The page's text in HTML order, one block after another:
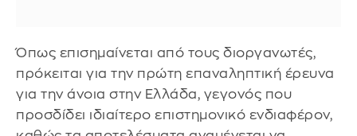
Όπως επισημαίνεται από τους διοργανωτές,
πρόκειται για την πρώτη επαναληπτική έρευνα
για την άνοια στην Ελλάδα, γεγονός που
προσδίδει ιδιαίτερο επιστημονικό ενδιαφέρον,